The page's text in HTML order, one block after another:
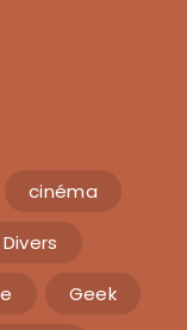
cinéma
Divers
Geek